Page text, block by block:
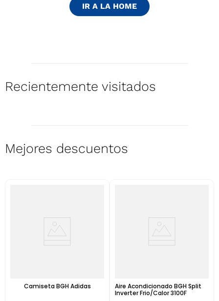
IR A LA HOME
Recientemente visitados
Mejores descuentos
Camiseta BGH Adidas
Aire Acondicionado BGH Split
Inverter Frio/Calor 3100F